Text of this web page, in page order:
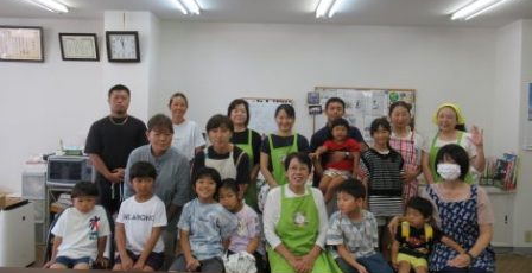
「モ
ミ
ジ」
ま
コ
列
車」
「カ
ム